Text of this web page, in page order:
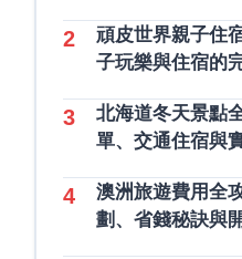
2
頑皮世界親子住
子玩樂與住宿的
3
北海道冬天景點
單、交通住宿與
4
澳洲旅遊費用全
劃、省錢秘訣與